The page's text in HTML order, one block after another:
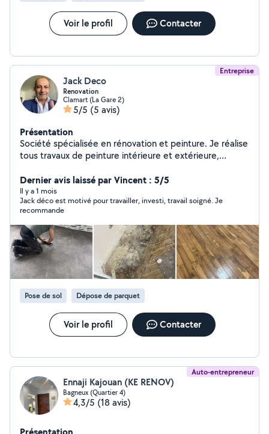
Voir le profil Contacter
Entreprise
Jack Deco
Renovation
Clamart (La Gare 2)
5/5 (5 avis)
Présentation
Société spécialisée en rénovation et peinture. Je réalise
tous travaux de peinture intérieure et extérieure,
travaux de bâtiment : rénovation complète, réparations,
petits travaux. Travail propre, sérieux et respect des
délais.
Dernier avis laissé par Vincent : 5/5
Il y a 1 mois
Jack déco est motivé pour travailler, investi, travail soigné. Je
recommande
Pose de sol Dépose de parquet
Voir le profil Contacter
Auto-entrepreneur
Ennaji Kajouan (KE RENOV)
Bagneux (Quartier 4)
4,3/5 (18 avis)